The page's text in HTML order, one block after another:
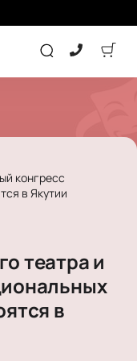
конгресс
в Якутии
театра и
в